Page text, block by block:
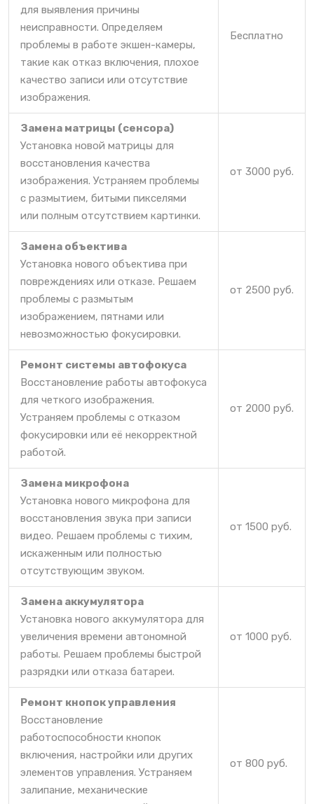
для выявления причины
неисправности. Определяем
проблемы в работе экшен-камеры,
такие как отказ включения, плохое
качество записи или отсутствие
изображения.
Бесплатно
Замена матрицы (сенсора)
Установка новой матрицы для
восстановления качества
изображения. Устраняем проблемы
с размытием, битыми пикселями
или полным отсутствием картинки.
от 3000 руб.
Замена объектива
Установка нового объектива при
повреждениях или отказе. Решаем
проблемы с размытым
изображением, пятнами или
невозможностью фокусировки.
от 2500 руб.
Ремонт системы автофокуса
Восстановление работы автофокуса
для четкого изображения.
Устраняем проблемы с отказом
фокусировки или её некорректной
работой.
от 2000 руб.
Замена микрофона
Установка нового микрофона для
восстановления звука при записи
видео. Решаем проблемы с тихим,
искаженным или полностью
отсутствующим звуком.
от 1500 руб.
Замена аккумулятора
Установка нового аккумулятора для
увеличения времени автономной
работы. Решаем проблемы быстрой
разрядки или отказа батареи.
от 1000 руб.
Ремонт кнопок управления
Восстановление
работоспособности кнопок
включения, настройки или других
элементов управления. Устраняем
залипание, механические
от 800 руб.